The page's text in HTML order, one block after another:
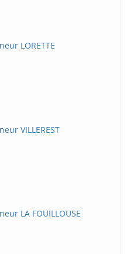
LORETTE
VILLEREST
LA FOUILLOUSE